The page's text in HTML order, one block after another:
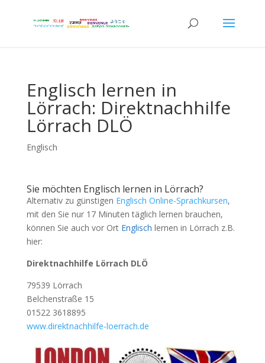
Englisch lernen in
Lörrach: Direktnachhilfe
Lörrach DLÖ
Englisch
Sie möchten Englisch lernen in Lörrach?
Alternativ zu günstigen Englisch Online-Sprachkursen,
mit den Sie nur 17 Minuten täglich lernen brauchen,
können Sie auch vor Ort Englisch lernen in Lörrach z.B.
hier:
Direktnachhilfe Lörrach DLÖ
79539 Lörrach
Belchenstraße 15
01522 3618895
www.direktnachhilfe-loerrach.de